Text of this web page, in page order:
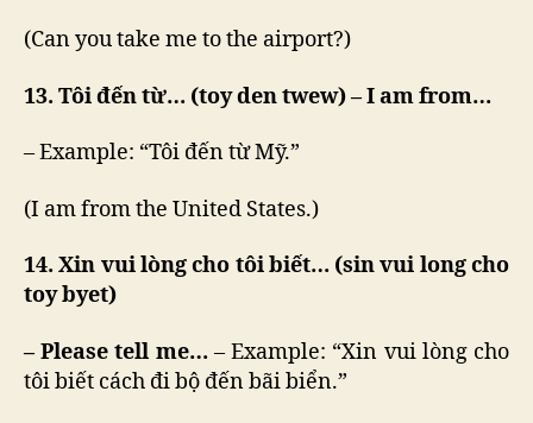
(Can you take me to the airport?)
13. Tôi đến từ… (toy den twew) – I am from…
– Example: “Tôi đến từ Mỹ.”
(I am from the United States.)
14. Xin vui lòng cho tôi biết… (sin vui long cho
toy byet)
– Please tell me…– Example: “Xin vui lòng cho
tôi biết cách đi bộ đến bãi biển.”